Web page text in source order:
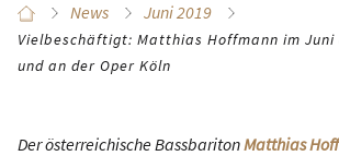
News Juni 2019
Vielbeschäftigt: Matthias Hoffmann im Juni
und an der Oper Köln
Der österreichische BassbaritonMatthias